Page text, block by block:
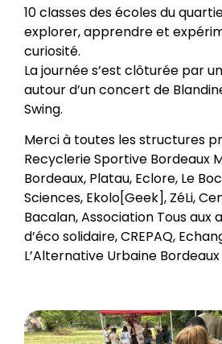
10 classes des écoles du
explorer, apprendre et
curiosité.
La journée s’est clôturée par
autour d’un concert de
Swing.
Merci à toutes les structures
Recyclerie Sportive Bordeaux
Bordeaux, Platau, Eclore, Le
Sciences, Ekolo[Geek], ZéLi,
Bacalan, Association Tous aux
d’éco solidaire, CREPAQ,
L’Alternative Urbaine Bordeaux